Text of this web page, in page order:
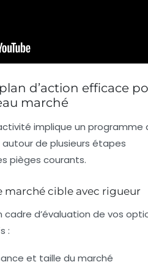
d’action efficace
marché
implique un programme
de plusieurs étapes
pièges courants.
marché cible avec rigueur
cadre d’évaluation de vos
:
et taille du marché